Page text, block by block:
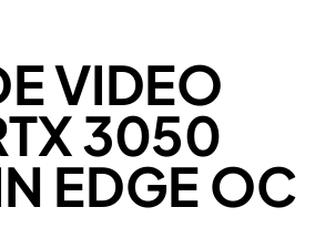
VIDEO
3050
EDGE OC